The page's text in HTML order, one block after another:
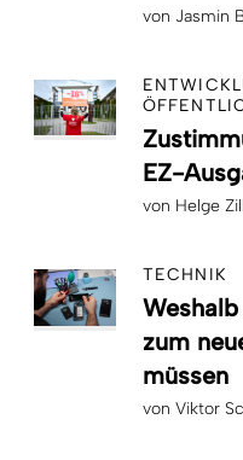
von Jasmin
EZ-
von Helge
TECHNIK
zum
müssen
von Viktor